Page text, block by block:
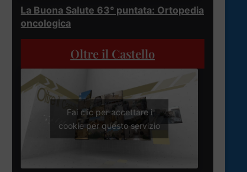
La Buona Salute 63° puntata: Ortopedia
oncologica
Oltre il Castello
Fai clic per accettare i
cookie per questo servizio